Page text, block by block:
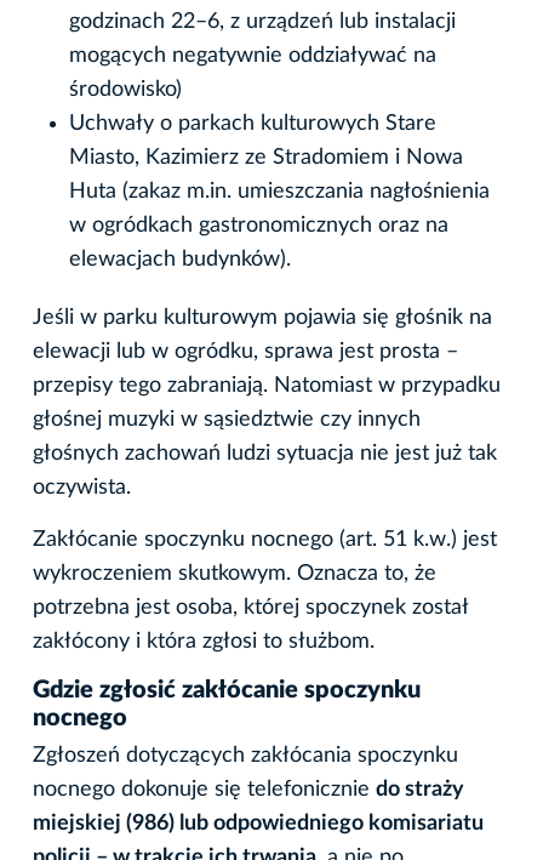
godzinach 22–6, z urządzeń lub instalacji
mogących negatywnie oddziaływać na
środowisko)
Uchwały o parkach kulturowych Stare
Miasto, Kazimierz ze Stradomiem i Nowa
Huta (zakaz m.in. umieszczania nagłośnienia
w ogródkach gastronomicznych oraz na
elewacjach budynków).
Jeśli w parku kulturowym pojawia się głośnik na
elewacji lub w ogródku, sprawa jest prosta –
przepisy tego zabraniają. Natomiast w przypadku
głośnej muzyki w sąsiedztwie czy innych
głośnych zachowań ludzi sytuacja nie jest już tak
oczywista.
Zakłócanie spoczynku nocnego (art. 51 k.w.) jest
wykroczeniem skutkowym. Oznacza to, że
potrzebna jest osoba, której spoczynek został
zakłócony i która zgłosi to służbom.
Gdzie zgłosić zakłócanie spoczynku
nocnego
Zgłoszeń dotyczących zakłócania spoczynku
nocnego dokonuje się telefonicznie do straży
miejskiej (986) lub odpowiedniego komisariatu